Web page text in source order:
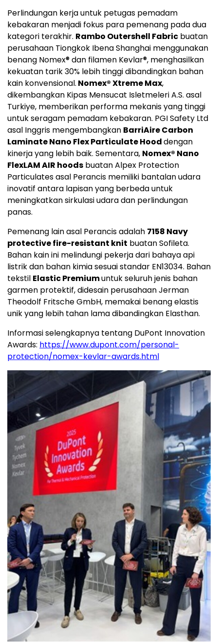
Perlindungan kerja untuk petugas pemadam
kebakaran menjadi fokus para pemenang pada dua
kategori terakhir. Rambo Outershell Fabric buatan
perusahaan Tiongkok Ibena Shanghai menggunakan
benang Nomex® dan filamen Kevlar®, menghasilkan
kekuatan tarik 30% lebih tinggi dibandingkan bahan
kain konvensional. Nomex®Xtreme Max,
dikembangkan Kipas Mensucat Isletmeleri A.S. asal
Turkiye, memberikan performa mekanis yang tinggi
untuk seragam pemadam kebakaran. PGI Safety Ltd
asal Inggris mengembangkan BarriAire Carbon
Laminate Nano Flex Particulate Hooddengan
kinerja yang lebih baik. Sementara, Nomex® Nano
FlexLAM AIR hoods buatan Alpex Protection
Particulates asal Perancis memiliki bantalan udara
inovatif antara lapisan yang berbeda untuk
meningkatkan sirkulasi udara dan perlindungan
panas.
Pemenang lain asal Perancis adalah 7158 Navy
protective fire-resistant knit buatan Sofileta.
Bahan kain ini melindungi pekerja dari bahaya api
listrik dan bahan kimia sesuai standar EN13034. Bahan
tekstil Elastic Premiumuntuk seluruh jenis bahan
garmen protektif, didesain perusahaan Jerman
Theodolf Fritsche GmbH, memakai benang elastis
unik yang lebih tahan lama dibandingkan Elasthan.
Informasi selengkapnya tentang DuPont Innovation
Awards: https://www.dupont.com/personal-
protection/nomex-kevlar-awards.html